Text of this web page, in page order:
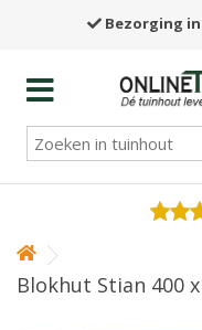
Bezorging in
Blokhut Stian 400